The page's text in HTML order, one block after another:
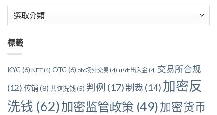
類
標籤
KYC (6) NFT (4) OTC (6) otc场外交易 (4) usdt出入金 (4) 交易所合规
(12) 传销(8) 共谋洗钱(5) 判例 (17)制裁 (14) 加密反
洗钱 (62)加密监管政策 (49)加密货币